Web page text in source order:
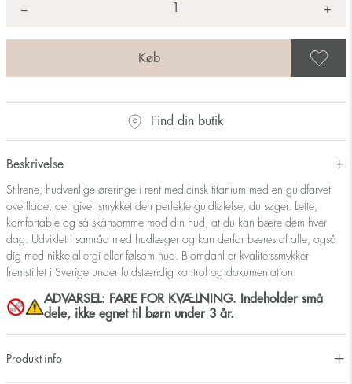
− +
Find din butik
Beskrivelse
Stilrene, hudvenlige øreringe i rent medicinsk titanium med en guldfarvet
overflade, der giver smykket den perfekte guldfølelse, du søger. Lette,
komfortable og så skånsomme mod din hud, at du kan bære dem hver
dag. Udviklet i samråd med hudlæger og kan derfor bæres af alle, også
dig med nikkelallergi eller følsom hud. Blomdahl er kvalitetssmykker
fremstillet i Sverige under fuldstændig kontrol og dokumentation.
ADVARSEL: FARE FOR KVÆLNING. Indeholder små
dele, ikke egnet til børn under 3 år.
Produkt-info